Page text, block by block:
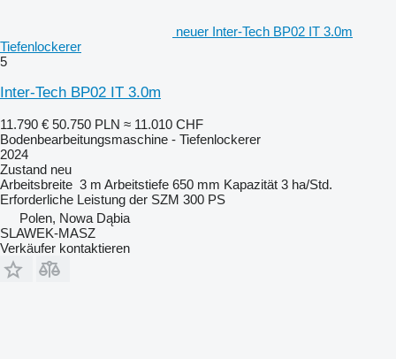
neuer Inter-Tech BP02 IT 3.0m
Tiefenlockerer
5
Inter-Tech BP02 IT 3.0m
11.790 € 50.750 PLN ≈ 11.010 CHF
Bodenbearbeitungsmaschine - Tiefenlockerer
2024
Zustand neu
Arbeitsbreite 3 m Arbeitstiefe 650 mm Kapazität 3 ha/Std.
Erforderliche Leistung der SZM 300 PS
Polen, Nowa Dąbia
SLAWEK-MASZ
Verkäufer kontaktieren